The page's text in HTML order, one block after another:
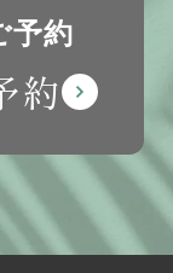
予約
約